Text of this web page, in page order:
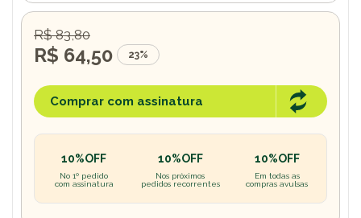
R$ 83,80
R$ 64,50 23%
Comprar com assinatura
10%OFF
No 1º pedido
com assinatura
10%OFF
Nos próximos
pedidos recorrentes
10%OFF
Em todas as
compras avulsas